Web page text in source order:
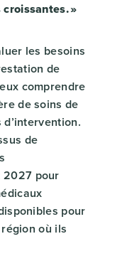
»
les besoins
de
comprendre
de soins de
de
2027 pour
pour
où ils